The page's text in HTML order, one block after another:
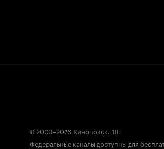
© 2003–2026 Кинопоиск. 18+
Федеральные каналы доступны для